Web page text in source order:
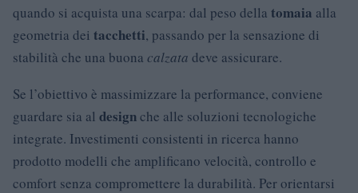
quando si acquista una scarpa: dal peso della tomaia alla
geometria dei tacchetti, passando per la sensazione di
stabilità che una buona calzata deve assicurare.
Se l’obiettivo è massimizzare la performance, conviene
guardare sia al designche alle soluzioni tecnologiche
integrate. Investimenti consistenti in ricerca hanno
prodotto modelli che amplificano velocità, controllo e
comfort senza compromettere la durabilità. Per orientarsi